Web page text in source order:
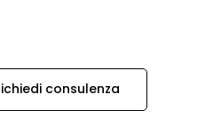
consulenza